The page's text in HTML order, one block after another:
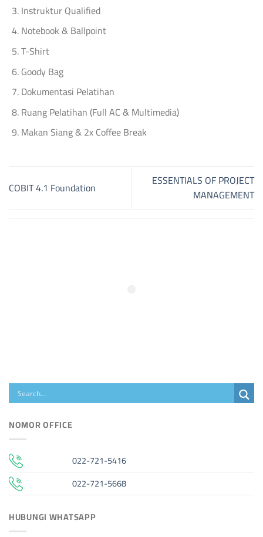
Instruktur Qualified
Notebook & Ballpoint
T-Shirt
Goody Bag
Dokumentasi Pelatihan
Ruang Pelatihan (Full AC & Multimedia)
Makan Siang & 2x Coffee Break
COBIT 4.1 Foundation
ESSENTIALS OF PROJECT
MANAGEMENT
NOMOR OFFICE
022-721-5416
022-721-5668
HUBUNGI WHATSAPP